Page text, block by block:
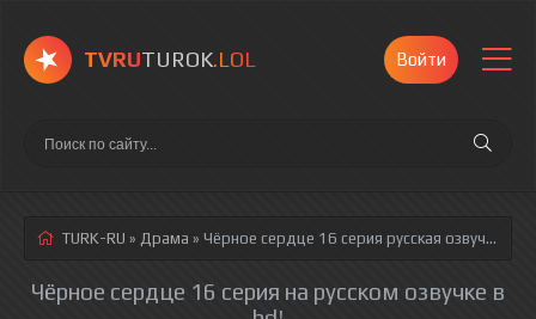
TVRUTUROK.LOL Войти
TURK-RU » Драма » Чёрное сердце 16 серия русская озвучка полностью смотреть онлайн!
Чёрное сердце 16 серия на русском озвучке в